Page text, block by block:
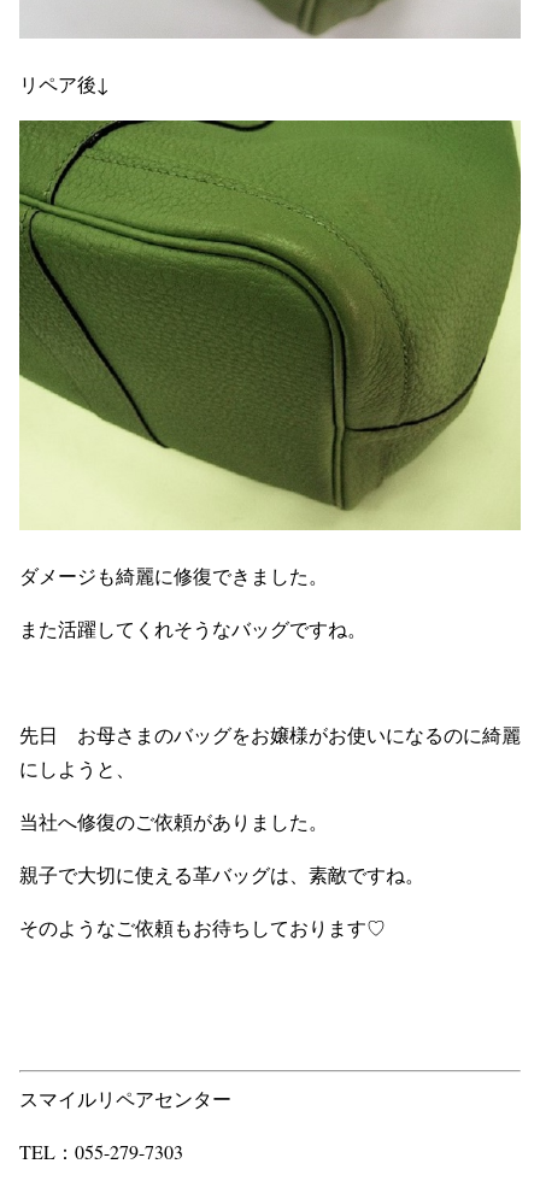
リペア後↓
ダメージも綺麗に修復できました。
また活躍してくれそうなバッグですね。
先日 お母さまのバッグをお嬢様がお使いになるのに綺麗
にしようと、
当社へ修復のご依頼がありました。
親子で大切に使える革バッグは、素敵ですね。
そのようなご依頼もお待ちしております♡
スマイルリペアセンター
TEL：055-279-7303